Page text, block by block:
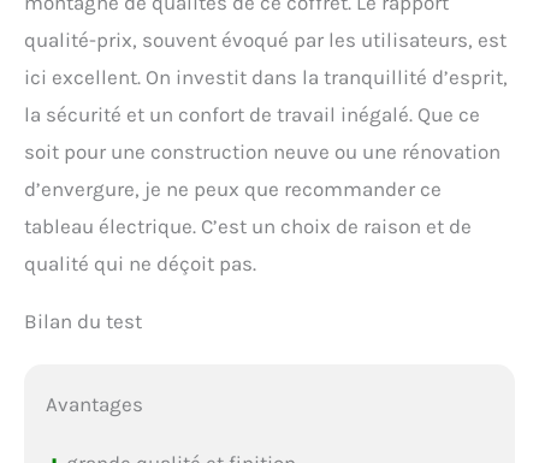
qualité-prix, souvent évoqué par les utilisateurs, est
ici excellent. On investit dans la tranquillité d’esprit,
la sécurité et un confort de travail inégalé. Que ce
soit pour une construction neuve ou une rénovation
d’envergure, je ne peux que recommander ce
tableau électrique. C’est un choix de raison et de
qualité qui ne déçoit pas.
Bilan du test
Avantages